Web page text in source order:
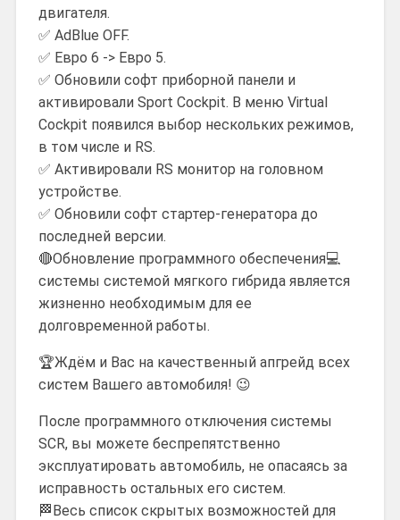
двигателя.
✅ AdBlue OFF.
✅ Евро 6 -> Евро 5.
✅ Обновили софт приборной панели и
активировали Sport Cockpit. В меню Virtual
Cockpit появился выбор нескольких режимов,
в том числе и RS.
✅ Активировали RS монитор на головном
устройстве.
✅ Обновили софт стартер-генератора до
последней версии.
🔴Обновление программного обеспечения💻
системы системой мягкого гибрида является
жизненно необходимым для ее
долговременной работы.
🏆Ждём и Вас на качественный апгрейд всех
систем Вашего автомобиля! 😉
После программного отключения системы
SCR, вы можете беспрепятственно
эксплуатировать автомобиль, не опасаясь за
исправность остальных его систем.
🏁Весь список скрытых возможностей для